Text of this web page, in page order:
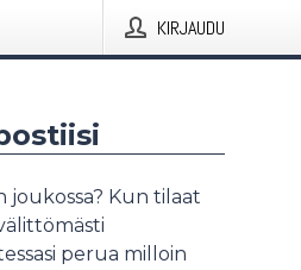
KIRJAUDU
joukossa? Kun tilaat
perua milloin